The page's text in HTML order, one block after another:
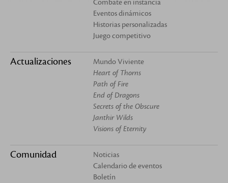
Combate en instancia
Eventos dinámicos
Historias personalizadas
Juego competitivo
Actualizaciones
Mundo Viviente
Heart of Thorns
Path of Fire
End of Dragons
Secrets of the Obscure
Janthir Wilds
Visions of Eternity
Comunidad
Noticias
Calendario de eventos
Boletín